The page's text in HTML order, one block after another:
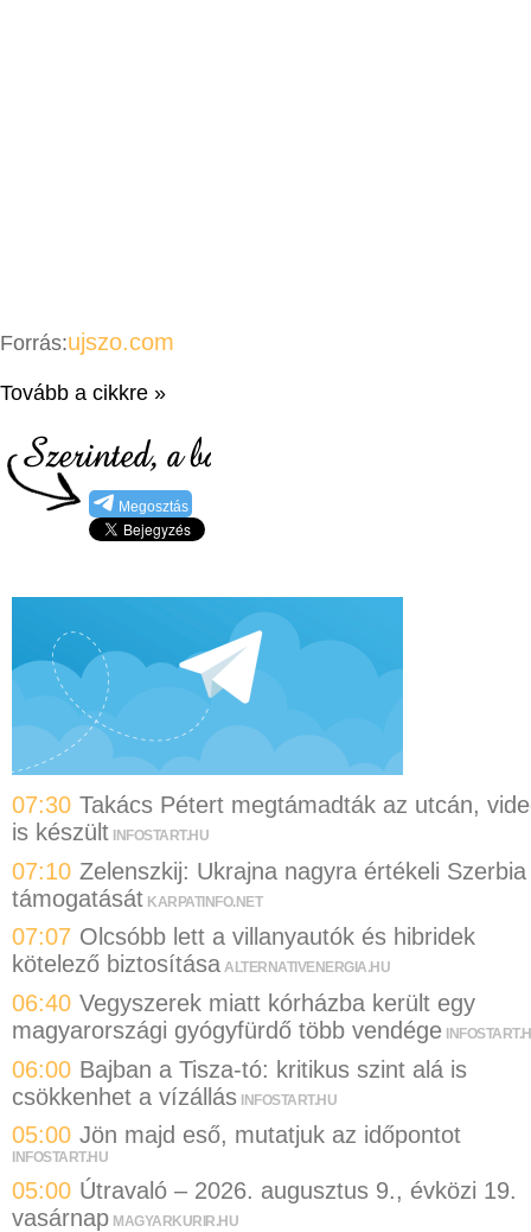
Forrás:ujszo.com
Tovább a cikkre »
Megosztás
07:30 Takács Pétert megtámadták az utcán,
is készült INFOSTART.HU
07:10 Zelenszkij: Ukrajna nagyra értékeli Szerbia
támogatását KARPATINFO.NET
07:07 Olcsóbb lett a villanyautók és hibridek
kötelező biztosítása ALTERNATIVENERGIA.HU
06:40 Vegyszerek miatt kórházba került egy
magyarországi gyógyfürdő több vendége
06:00 Bajban a Tisza-tó: kritikus szint alá is
csökkenhet a vízállás INFOSTART.HU
05:00 Jön majd eső, mutatjuk az időpontot
INFOSTART.HU
05:00 Útravaló – 2026. augusztus 9., évközi 19.
vasárnap MAGYARKURIR.HU